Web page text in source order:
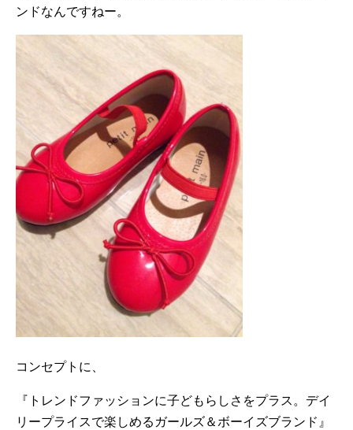
ンドなんですねー。
コンセプトに、
『トレンドファッションに子どもらしさをプラス。デイ
リープライスで楽しめるガールズ＆ボーイズブランド』